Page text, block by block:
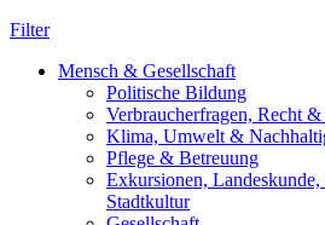
Filter
Mensch & Gesellschaft
Politische Bildung
Verbraucherfragen, Recht &
Klima, Umwelt &
Pflege & Betreuung
Exkursionen,
Stadtkultur